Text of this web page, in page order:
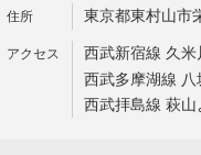
東京都東村山市
西武新宿線 久
西武多摩湖線
西武拝島線 萩